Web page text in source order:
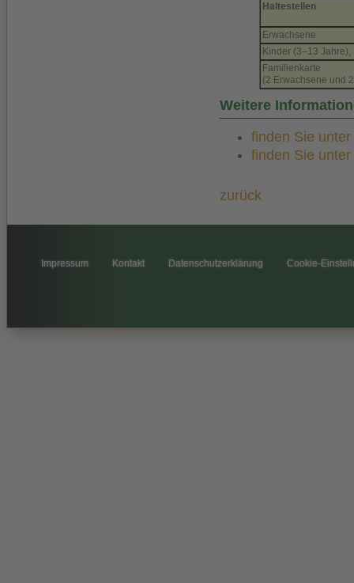
Haltestellen
Erwachsene
Kinder (3–13 Jahre),
Familienkarte
(2 Erwachsene und
Weitere
finden Sie
finden Sie
zurück
Impressum Kontakt Datenschutzerklärung Cookie-